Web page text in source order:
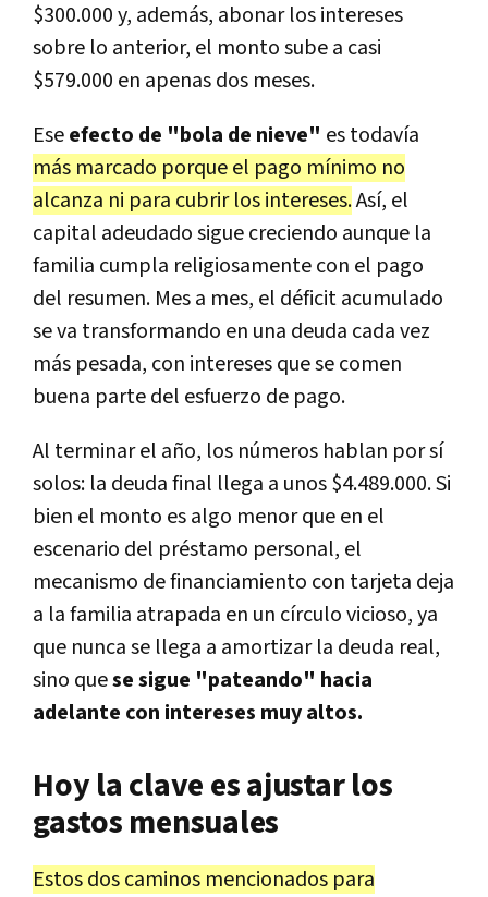
$300.000 y, además, abonar los intereses
sobre lo anterior, el monto sube a casi
$579.000 en apenas dos meses.
Eseefecto de "bola de nieve" es todavía
más marcado porque el pago mínimo no
alcanza ni para cubrir los intereses.Así, el
capital adeudado sigue creciendo aunque la
familia cumpla religiosamente con el pago
del resumen. Mes a mes, el déficit acumulado
se va transformando en una deuda cada vez
más pesada, con intereses que se comen
buena parte del esfuerzo de pago.
Al terminar el año, los números hablan por sí
solos: la deuda final llega a unos $4.489.000. Si
bien el monto es algo menor que en el
escenario del préstamo personal, el
mecanismo de financiamiento con tarjeta deja
a la familia atrapada en un círculo vicioso, ya
que nunca se llega a amortizar la deuda real,
sino quese sigue "pateando" hacia
adelante con intereses muy altos.
Hoy la clave es ajustar los
gastos mensuales
Estos dos caminos mencionados para